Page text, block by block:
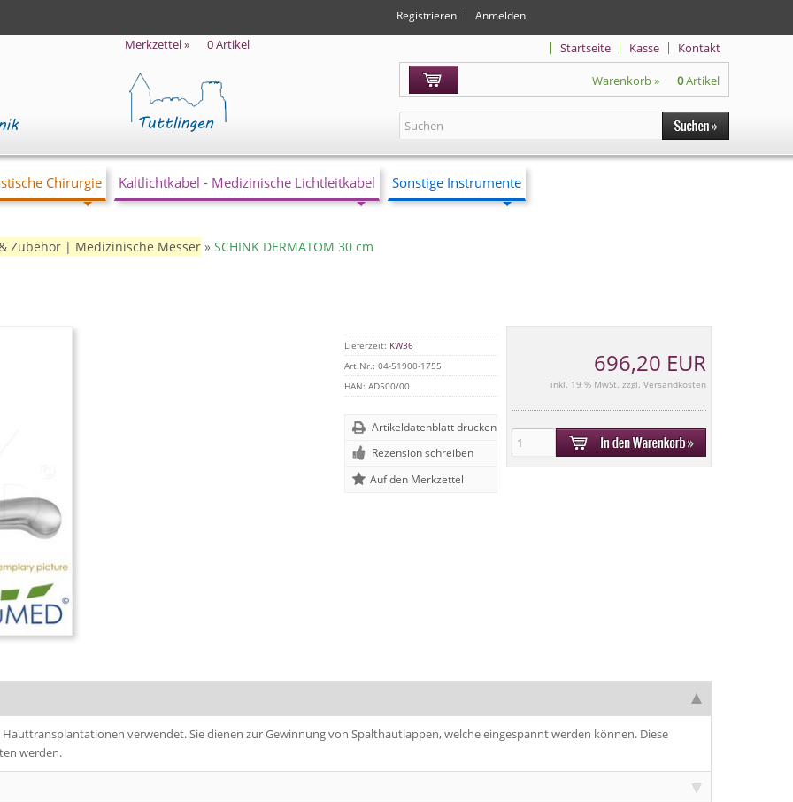
Registrieren Anmelden
Merkzettel » 0Artikel Kontakt
Kasse
Startseite
Warenkorb » 0Artikel
Chirurgie Kaltlichtkabel - Medizinische Lichtleitkabel Sonstige Instrumente
Zubehör | Medizinische Messer » SCHINK DERMATOM 30 cm
Lieferzeit: KW36
Art.Nr.: 04-51900-1755
HAN: AD500/00
Artikeldatenblatt drucken
Rezension schreiben
696,20 EUR
inkl. 19 % MwSt. zzgl. Versandkosten
Hauttransplantationen verwendet. Sie dienen zur Gewinnung von Spalthautlappen, welche eingespannt werden können. Diese
werden.